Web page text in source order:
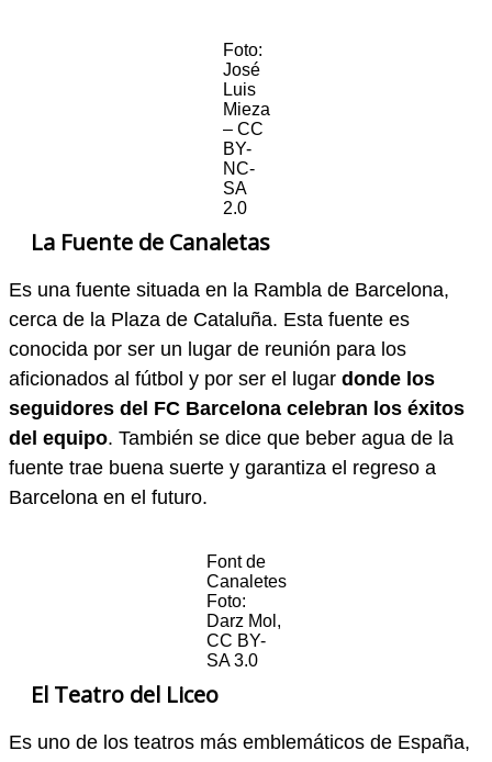
Foto:
José
Luis
Mieza
– CC
BY-
NC-
SA
2.0
La Fuente de Canaletas
Es una fuente situada en la Rambla de Barcelona,
cerca de la Plaza de Cataluña. Esta fuente es
conocida por ser un lugar de reunión para los
aficionados al fútbol y por ser el lugar donde los
seguidores del FC Barcelona celebran los éxitos
del equipo. También se dice que beber agua de la
fuente trae buena suerte y garantiza el regreso a
Barcelona en el futuro.
Font de
Canaletes
Foto:
Darz Mol,
CC BY-
SA 3.0
El Teatro del Liceo
Es uno de los teatros más emblemáticos de España,